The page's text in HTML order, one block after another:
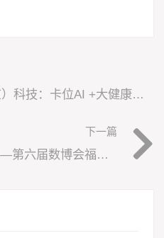
专访｜中数据（北京）科技：卡位AI +大健康万亿赛道，长期主义者的精准布局
下一篇
AI赋能产业、生态共生发展—第六届数博会福建省信息行业专业分论坛圆满举办